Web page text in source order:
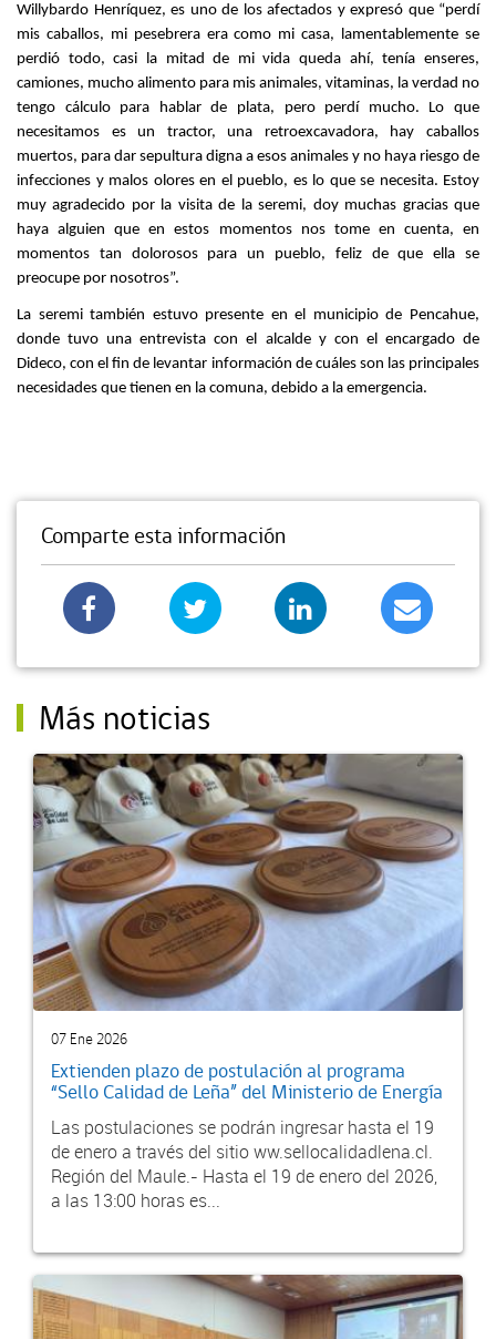
Willybardo Henríquez, es uno de los afectados y expresó que “perdí
mis caballos, mi pesebrera era como mi casa, lamentablemente se
perdió todo, casi la mitad de mi vida queda ahí, tenía enseres,
camiones, mucho alimento para mis animales, vitaminas, la verdad no
tengo cálculo para hablar de plata, pero perdí mucho. Lo que
necesitamos es un tractor, una retroexcavadora, hay caballos
muertos, para dar sepultura digna a esos animales y no haya riesgo de
infecciones y malos olores en el pueblo, es lo que se necesita. Estoy
muy agradecido por la visita de la seremi, doy muchas gracias que
haya alguien que en estos momentos nos tome en cuenta, en
momentos tan dolorosos para un pueblo, feliz de que ella se
preocupe por nosotros”.
La seremi también estuvo presente en el municipio de Pencahue,
donde tuvo una entrevista con el alcalde y con el encargado de
Dideco, con el fin de levantar información de cuáles son las principales
necesidades que tienen en la comuna, debido a la emergencia.
Comparte esta información
Más noticias
07 Ene 2026
Extienden plazo de postulación al programa
“Sello Calidad de Leña” del Ministerio de Energía
Las postulaciones se podrán ingresar hasta el 19
de enero a través del sitio ww.sellocalidadlena.cl.
Región del Maule.- Hasta el 19 de enero del 2026,
a las 13:00 horas es...